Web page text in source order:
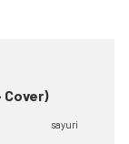
Cover)
sayuri